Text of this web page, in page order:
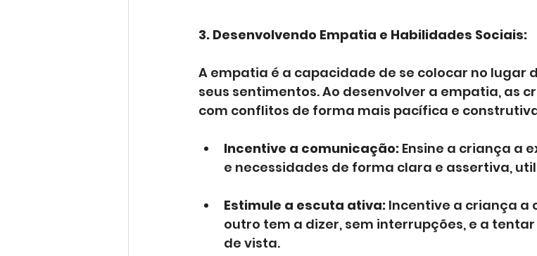
3. Desenvolvendo Empatia e Habilidades Sociais:
A empatia é a capacidade de se colocar no lugar
seus sentimentos. Ao desenvolver a empatia, as
com conflitos de forma mais pacífica e
Incentive a comunicação: Ensine a criança a
e necessidades de forma clara e assertiva,
Estimule a escuta ativa: Incentive a criança a
outro tem a dizer, sem interrupções, e a
de vista.